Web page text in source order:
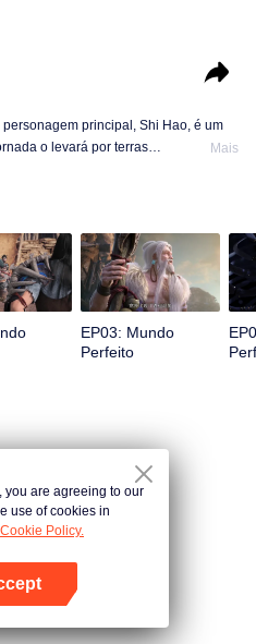
o programa
principal, Shi Hao, é um
o levará por terras
Mais
EP03: Mundo
Perfeito
Imortais
Sphere S3
you are agreeing to our
use of cookies in
Cookie Policy.